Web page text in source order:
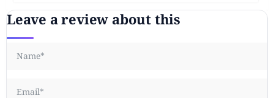
Leave a review about this